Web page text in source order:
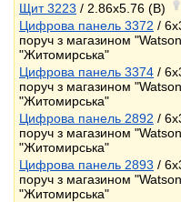
Щит 3223 / 2.86x5.76 (B)
Цифрова панель 3372 /
поруч з магазином
"Житомирська"
Цифрова панель 3374 /
поруч з магазином
"Житомирська"
Цифрова панель 2892 /
поруч з магазином
"Житомирська"
Цифрова панель 2893 /
поруч з магазином
"Житомирська"